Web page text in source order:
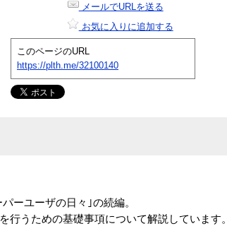
メールでURLを送る
お気に入りに追加する
このページのURL
https://plth.me/32100140
ーユーザの日々｣の続編。
うための基礎事項について解説しています。